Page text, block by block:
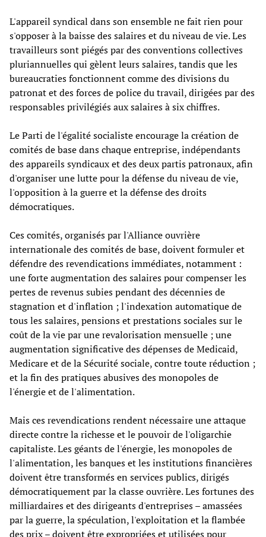
L'appareil syndical dans son ensemble ne fait rien pour
s'opposer à la baisse des salaires et du niveau de vie. Les
travailleurs sont piégés par des conventions collectives
pluriannuelles qui gèlent leurs salaires, tandis que les
bureaucraties fonctionnent comme des divisions du
patronat et des forces de police du travail, dirigées par des
responsables privilégiés aux salaires à six chiffres.
Le Parti de l'égalité socialiste encourage la création de
comités de base dans chaque entreprise, indépendants
des appareils syndicaux et des deux partis patronaux, afin
d'organiser une lutte pour la défense du niveau de vie,
l'opposition à la guerre et la défense des droits
démocratiques.
Ces comités, organisés par l'Alliance ouvrière
internationale des comités de base, doivent formuler et
défendre des revendications immédiates, notamment :
une forte augmentation des salaires pour compenser les
pertes de revenus subies pendant des décennies de
stagnation et d'inflation ; l'indexation automatique de
tous les salaires, pensions et prestations sociales sur le
coût de la vie par une revalorisation mensuelle ; une
augmentation significative des dépenses de Medicaid,
Medicare et de la Sécurité sociale, contre toute réduction ;
et la fin des pratiques abusives des monopoles de
l'énergie et de l'alimentation.
Mais ces revendications rendent nécessaire une attaque
directe contre la richesse et le pouvoir de l'oligarchie
capitaliste. Les géants de l'énergie, les monopoles de
l'alimentation, les banques et les institutions financières
doivent être transformés en services publics, dirigés
démocratiquement par la classe ouvrière. Les fortunes des
milliardaires et des dirigeants d'entreprises – amassées
par la guerre, la spéculation, l'exploitation et la flambée
des prix – doivent être expropriées et utilisées pour